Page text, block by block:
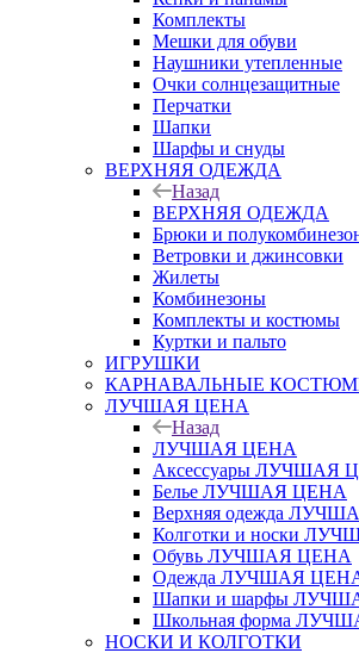
Комплекты
Мешки для обуви
Наушники утепленные
Очки солнцезащитные
Перчатки
Шапки
Шарфы и снуды
ВЕРХНЯЯ ОДЕЖДА
Назад
ВЕРХНЯЯ ОДЕЖДА
Брюки и
Ветровки и джинсовки
Жилеты
Комбинезоны
Комплекты и костюмы
Куртки и пальто
ИГРУШКИ
КАРНАВАЛЬНЫЕ
ЛУЧШАЯ ЦЕНА
Назад
ЛУЧШАЯ ЦЕНА
Аксессуары ЛУЧШАЯ
Белье ЛУЧШАЯ ЦЕНА
Верхняя одежда
Колготки и носки
Обувь ЛУЧШАЯ ЦЕНА
Одежда ЛУЧШАЯ
Шапки и шарфы
Школьная форма
НОСКИ И КОЛГОТКИ